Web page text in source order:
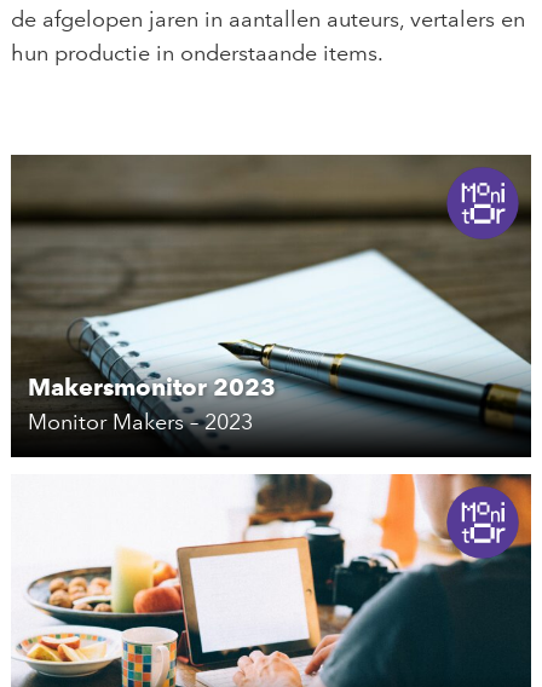
de afgelopen jaren in aantallen auteurs, vertalers en
hun productie in onderstaande items.
Makersmonitor 2023
Monitor Makers – 2023